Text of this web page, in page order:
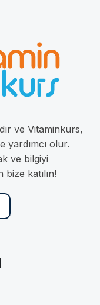
ve Vitaminkurs,
olur.
ve bilgiyi
katılın!